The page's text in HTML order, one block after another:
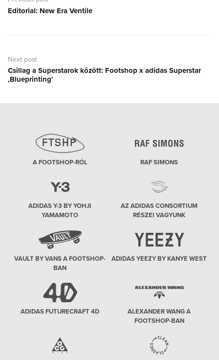
Previous
Editorial: New Era Ventile
Next post
Next
post:
Csillag a Superstarok között: Footshop x adidas Superstar
‚Blueprinting’
A FOOTSHOP-RÓL RAF SIMONS
ADIDAS Y-3 BY YOHJI
YAMAMOTO
AZ ADIDAS CONSORTIUM
RÉSZEI VAGYUNK
VAULT BY VANS A FOOTSHOP-
BAN
ADIDAS YEEZY BY KANYE WEST
ADIDAS FUTURECRAFT 4D
ALEXANDER WANG A
FOOTSHOP-BAN